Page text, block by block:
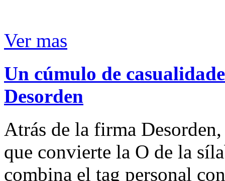
Ver mas
Un cúmulo de
Desorden
Atrás de la firma
que convierte la O de la
combina el tag personal